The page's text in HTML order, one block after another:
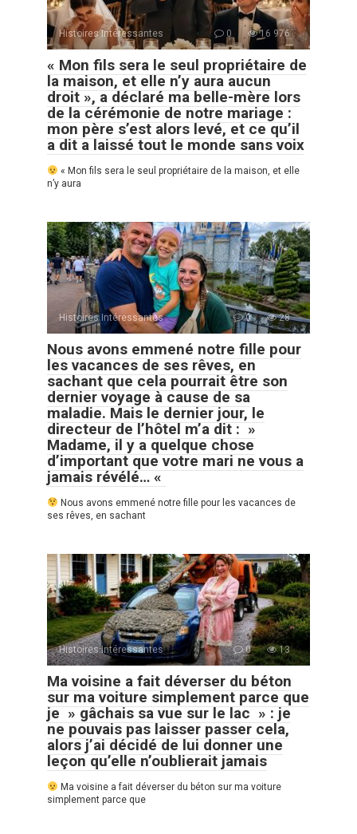
Histoires Intéressantes 0 16 976
« Mon fils sera le seul propriétaire de
la maison, et elle n’y aura aucun
droit », a déclaré ma belle-mère lors
de la cérémonie de notre mariage :
mon père s’est alors levé, et ce qu’il
a dit a laissé tout le monde sans voix
« Mon fils sera le seul propriétaire de la maison, et elle
n’y aura
Histoires Intéressantes 0 28
Nous avons emmené notre fille pour
les vacances de ses rêves, en
sachant que cela pourrait être son
dernier voyage à cause de sa
maladie. Mais le dernier jour, le
directeur de l’hôtel m’a dit : »
Madame, il y a quelque chose
d’important que votre mari ne vous a
jamais révélé… «
Nous avons emmené notre fille pour les vacances de
ses rêves, en sachant
Histoires Intéressantes 0 13
Ma voisine a fait déverser du béton
sur ma voiture simplement parce que
je » gâchais sa vue sur le lac » : je
ne pouvais pas laisser passer cela,
alors j’ai décidé de lui donner une
leçon qu’elle n’oublierait jamais
Ma voisine a fait déverser du béton sur ma voiture
simplement parce que